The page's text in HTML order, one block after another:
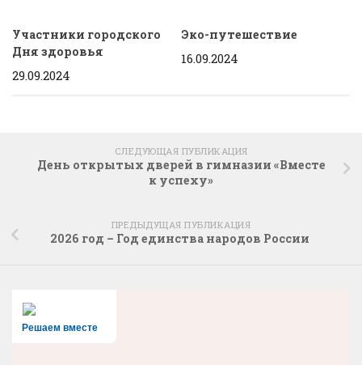
Участники городского
Дня здоровья
29.09.2024
Эко-путешествие
16.09.2024
СЛЕДУЮЩАЯ ПУБЛИКАЦИЯ
День открытых дверей в гимназии «Вместе
к успеху»
ПРЕДЫДУЩАЯ ПУБЛИКАЦИЯ
2026 год – Год единства народов России
Решаем вместе